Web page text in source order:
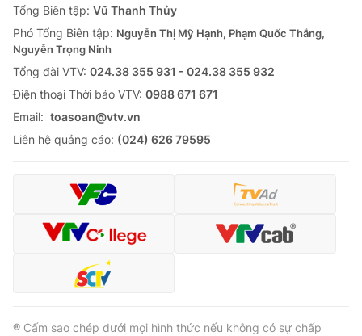
Tổng Biên tập: Vũ Thanh Thủy
Phó Tổng Biên tập: Nguyễn Thị Mỹ Hạnh, Phạm Quốc Thắng,
Nguyễn Trọng Ninh
Tổng đài VTV: 024.38 355 931 - 024.38 355 932
Ðiện thoại Thời báo VTV: 0988 671 671
Email: toasoan@vtv.vn
Liên hệ quảng cáo: (024) 626 79595
® Cấm sao chép dưới mọi hình thức nếu không có sự chấp